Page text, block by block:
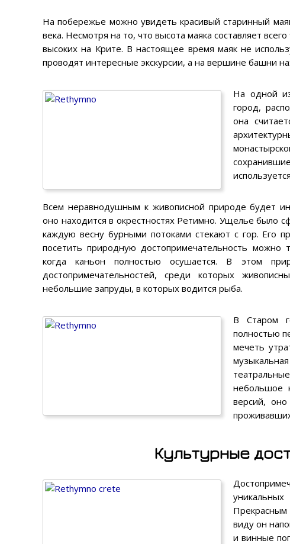
На побережье можно увидеть красивый старинный
века. Несмотря на то, что высота маяка составляет
высоких на Крите. В настоящее время маяк не
проводят интересные экскурсии, а на вершине башни
На одной
город,
она
Всем неравнодушным к живописной природе будет
оно находится в окрестностях Ретимно. Ущелье было
каждую весну бурными потоками стекают с гор. Его
посетить природную достопримечательность
когда каньон полностью осушается. В этом
достопримечательностей, среди которых
небольшие запруды, в которых водится рыба.
В Старом
полностью
мечеть
небольшое
версий, оно
Культурные
виду он
и винные